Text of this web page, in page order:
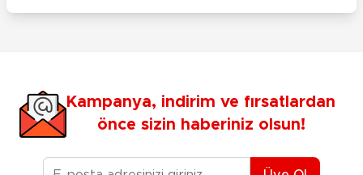
Kampanya, indirim ve fırsatlardan
önce sizin haberiniz olsun!
E-posta Adresiniz